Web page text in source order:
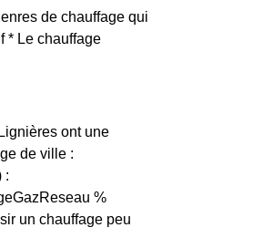
de chauffage qui
* Le chauffage
ont une
de ville :
:
%
un chauffage peu